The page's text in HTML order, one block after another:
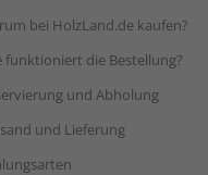
bei HolzLand.de kaufen?
funktioniert die Bestellung?
und Abholung
und Lieferung